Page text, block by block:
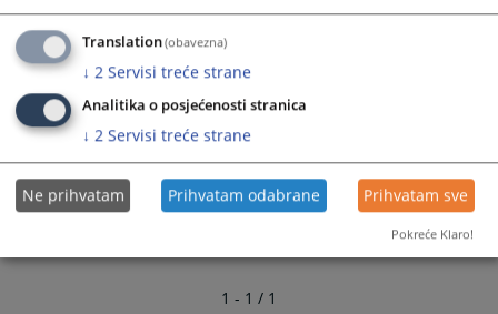
1 - 1 / 1
Translation(obavezna)
↓ 2 Servisi treće strane
Analitika o posjećenosti stranica
↓ 2 Servisi treće strane
Ne prihvatam Prihvatam odabrane Prihvatam sve
Pokreće Klaro!